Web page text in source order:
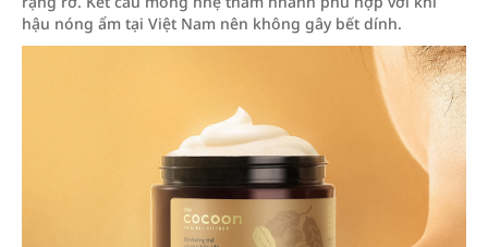
hậu nóng ẩm tại Việt Nam nên không gây bết dính.